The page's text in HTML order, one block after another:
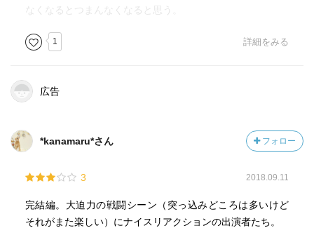
なくなるとつまんなくなると思う。
1 詳細をみる
広告
*kanamaru*さん フォロー
3 2018.09.11
完結編。大迫力の戦闘シーン（突っ込みどころは多いけど
それがまた楽しい）にナイスリアクションの出演者たち。